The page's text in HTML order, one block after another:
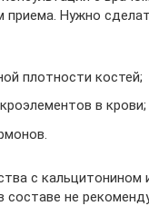
приема. Нужно
плотности костей;
в крови;
с кальцитонином
составе не